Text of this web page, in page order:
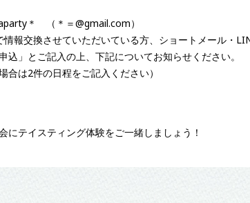
＊ （＊＝@gmail.com）
報交換させていただいている方、ショートメール・
込」とご記入の上、下記についてお知らせください。
合は2件の日程をご記入ください）
にテイスティング体験をご一緒しましょう！